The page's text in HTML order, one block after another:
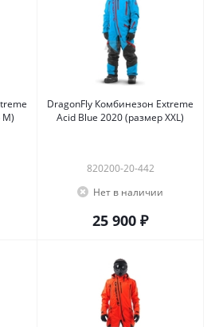
DragonFly Комбинезон Extreme
Acid Blue 2020 (размер XXL)
820200-20-442
Нет в наличии
25 900 ₽